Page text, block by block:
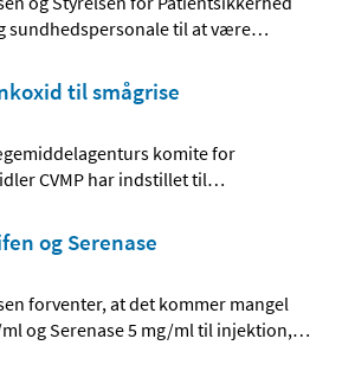
til at være…
til smågrise
komite for
CVMP har indstillet til…
og Serenase
forventer, at det kommer mangel
og Serenase 5 mg/ml til injektion,…